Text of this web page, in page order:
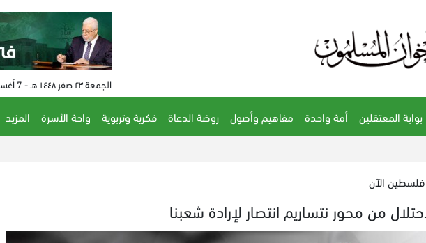
الجمعة ٢٣ صفر ١٤٤٨ هـ - 7 أغسطس 2026 م - الساعة 09:24 م
بوابة المعتقلين أمة واحدة مفاهيم وأصول روضة الدعاة فكرية وتربوية واحة الأسرة
المزيد
فلسطين الآن
من محور نتساريم انتصار لإرادة شعبنا